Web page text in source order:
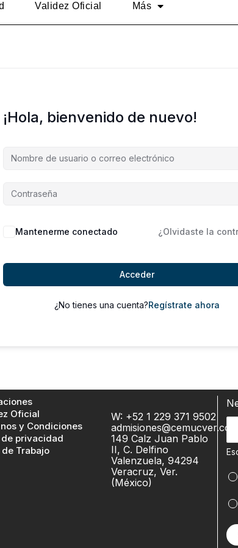
Validez Oficial Más
¡Hola, bienvenido de nuevo!
Alternative:
Mantenerme conectado ¿Olvidaste la
Acceder
¿No tienes una cuenta?Regístrate ahora
Oficial
y Condiciones
de privacidad
de Trabajo
W: +52 1 229 371 9502
admisiones@cemucver.com
149 Calz Juan Pablo
II, C. Delfino
Valenzuela, 94294
Veracruz, Ver.
(México)
c
i
b
e
t
u
e
a
i